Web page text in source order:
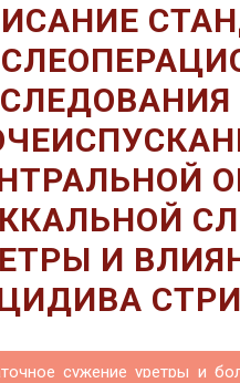
И
сужение уретры и